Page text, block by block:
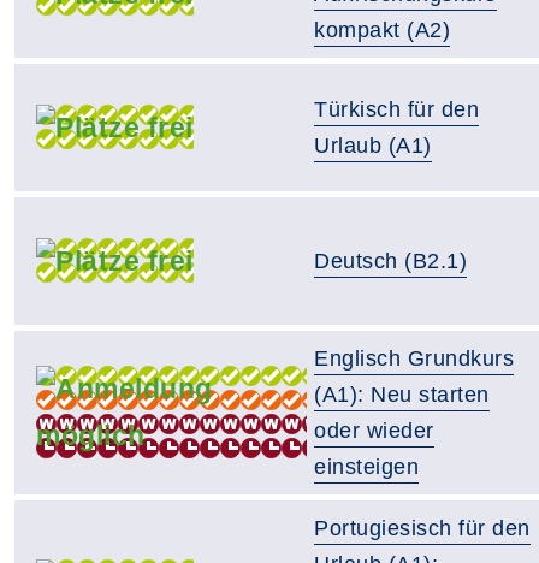
kompakt (A2)
Türkisch für den
Urlaub (A1)
Deutsch (B2.1)
Englisch Grundkurs
(A1): Neu starten
oder wieder
einsteigen
Portugiesisch für den